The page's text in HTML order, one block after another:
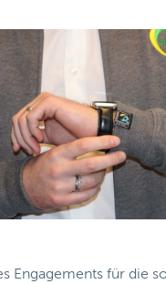
Engagements für die